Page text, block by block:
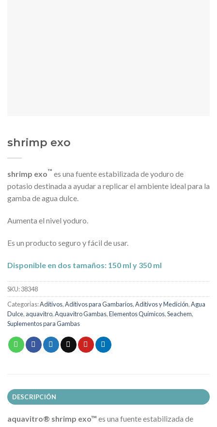
shrimp exo
shrimp exo™ es una fuente estabilizada de yoduro de
potasio destinada a ayudar a replicar el ambiente ideal para la
gamba de agua dulce.
Aumenta el nivel yoduro.
Es un producto seguro y fácil de usar.
Disponible en dos tamaños: 150 ml y 350 ml
SKU:38348
Categorías:Aditivos,Aditivos para Gambarios,Aditivos y Medición,Agua
Dulce, aquavitro,Aquavitro Gambas,Elementos Químicos,Seachem,
Suplementos para Gambas
DESCRIPCIÓN
aquavitro® shrimp exo™ es una fuente estabilizada de